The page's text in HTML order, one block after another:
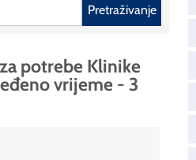
Pretraživanje
potrebe Klinike
vrijeme - 3